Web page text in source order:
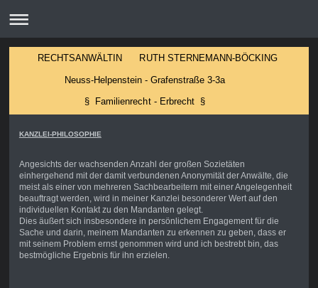
RECHTSANWÄLTIN RUTH STERNEMANN-BÖCKING
Neuss-Helpenstein - Grafenstraße 3-3a
§ Familienrecht - Erbrecht §
KANZLEI-PHILOSOPHIE
Angesichts der wachsenden Anzahl der großen Sozietäten
einhergehend mit der damit verbundenen Anonymität der Anwälte, die
meist als einer von mehreren Sachbearbeitern mit einer Angelegenheit
beauftragt werden, wird in meiner Kanzlei besonderer Wert auf den
individuellen Kontakt zu den Mandanten gelegt.
Dies äußert sich insbesondere in persönlichem Engagement für die
Sache und darin, meinem Mandanten zu erkennen zu geben, dass er
mit seinem Problem ernst genommen wird und ich bestrebt bin, das
bestmögliche Ergebnis für ihn erzielen.